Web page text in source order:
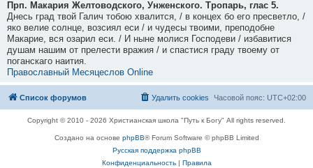
Прп. Макария Желтоводского, Унженского. Тропарь, глас 5.
Днесь град твой Галич тобою хвалится, / в концех бо его пресветло, /
яко велие солнце, возсиял еси / и чудесы твоими, преподобне
Макарие, вся озарил еси. / И ныне молися Господеви / избавитися
душам нашим от прелести вражия / и спастися граду твоему от
поганскаго наития.
Православный Месяцеслов Online
Список форумов Часовой пояс: UTC+02:00
Удалить cookies
Copyright © 2010 - 2026 Христианская школа "Путь к Богу" All rights reserved.
Создано на основе phpBB® Forum Software © phpBB Limited
Русская поддержка phpBB
Конфиденциальность| Правила